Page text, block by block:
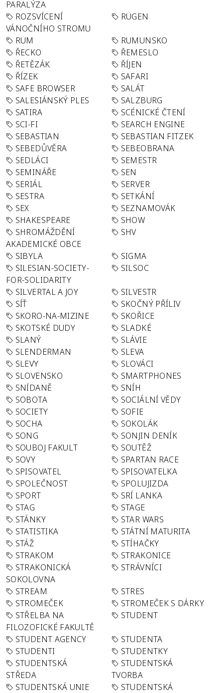
PARALÝZA
ROZSVÍCENÍ
VÁNOČNÍHO STROMU
RÜGEN
RUM
RUMUNSKO
ŘECKO
ŘEMESLO
ŘETĚZÁK
ŘÍJEN
ŘÍZEK
SAFARI
SAFE BROWSER
SALÁT
SALESIÁNSKÝ PLES
SALZBURG
SATIRA
SCÉNICKÉ ČTENÍ
SCI-FI
SEARCH ENGINE
SEBASTIAN
SEBASTIAN FITZEK
SEBEDŮVĚRA
SEBEOBRANA
SEDLÁCI
SEMESTR
SEMINÁŘE
SEN
SERIÁL
SERVER
SESTRA
SETKÁNÍ
SEX
SEZNAMOVÁK
SHAKESPEARE
SHOW
SHROMÁŽDĚNÍ
AKADEMICKÉ OBCE
SHV
SIBYLA
SIGMA
SILESIAN-SOCIETY-
FOR-SOLIDARITY
SILSOC
SILVERTAL A JOY
SILVESTR
SÍŤ
SKOČNÝ PŘÍLIV
SKORO-NA-MIZINE
SKOŘICE
SKOTSKÉ DUDY
SLADKÉ
SLANÝ
SLÁVIE
SLENDERMAN
SLEVA
SLEVY
SLOVÁCI
SLOVENSKO
SMARTPHONES
SNÍDANĚ
SNÍH
SOBOTA
SOCIÁLNÍ VĚDY
SOCIETY
SOFIE
SOCHA
SOKOLÁK
SONG
SONJIN DENÍK
SOUBOJ FAKULT
SOUTĚŽ
SOVY
SPARTAN RACE
SPISOVATEL
SPISOVATELKA
SPOLEČNOST
SPOLUJIZDA
SPORT
SRÍ LANKA
STAG
STAGE
STÁNKY
STAR WARS
STATISTIKA
STÁTNÍ MATURITA
STÁŽ
STÍHAČKY
STRAKOM
STRAKONICE
STRAKONICKÁ
SOKOLOVNA
STRÁVNÍCI
STREAM
STRES
STROMEČEK
STROMEČEK S DÁRKY
STŘELBA NA
FILOZOFICKÉ FAKULTĚ
STUDENT
STUDENT AGENCY
STUDENTA
STUDENTI
STUDENTKY
STUDENTSKÁ
STŘEDA
STUDENTSKÁ
TVORBA
STUDENTSKÁ UNIE
STUDENTSKÁ